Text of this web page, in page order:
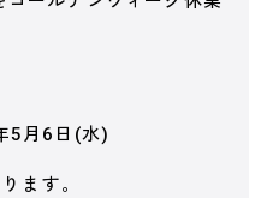
5月6日(水)
ます。